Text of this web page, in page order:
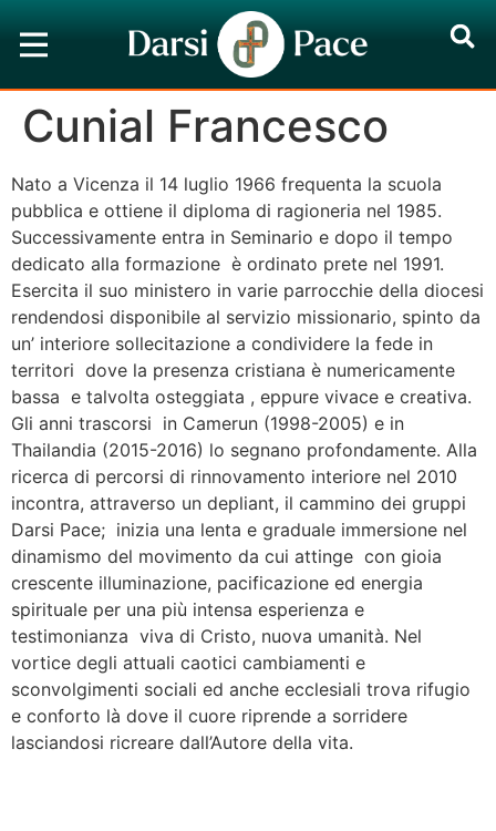
Cunial Francesco
Nato a Vicenza il 14 luglio 1966 frequenta la scuola
pubblica e ottiene il diploma di ragioneria nel 1985.
Successivamente entra in Seminario e dopo il tempo
dedicato alla formazione è ordinato prete nel 1991.
Esercita il suo ministero in varie parrocchie della diocesi
rendendosi disponibile al servizio missionario, spinto da
un’ interiore sollecitazione a condividere la fede in
territori dove la presenza cristiana è numericamente
bassa e talvolta osteggiata , eppure vivace e creativa.
Gli anni trascorsi in Camerun (1998-2005) e in
Thailandia (2015-2016) lo segnano profondamente. Alla
ricerca di percorsi di rinnovamento interiore nel 2010
incontra, attraverso un depliant, il cammino dei gruppi
Darsi Pace; inizia una lenta e graduale immersione nel
dinamismo del movimento da cui attinge con gioia
crescente illuminazione, pacificazione ed energia
spirituale per una più intensa esperienza e
testimonianza viva di Cristo, nuova umanità. Nel
vortice degli attuali caotici cambiamenti e
sconvolgimenti sociali ed anche ecclesiali trova rifugio
e conforto là dove il cuore riprende a sorridere
lasciandosi ricreare dall’Autore della vita.